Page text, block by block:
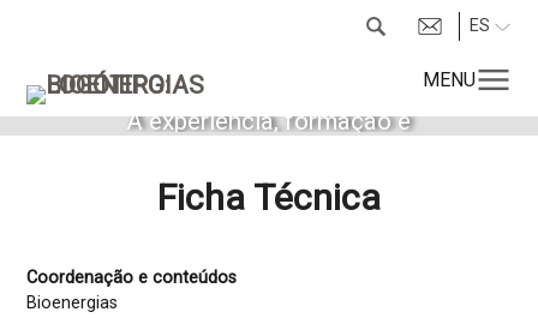
ES
MENU
A experiência, formação e
garantem uma resposta eficaz às
necessidades de cada cliente, com
Ficha Técnica
Coordenação e conteúdos
Bioenergias